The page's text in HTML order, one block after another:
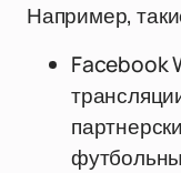
Например,
Facebook